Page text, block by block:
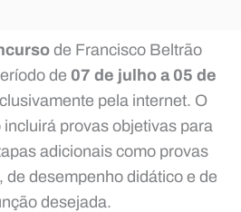
de Francisco Beltrão
de 07 de julho a 05 de
pela internet. O
provas objetivas para
adicionais como provas
desempenho didático e de
desejada.